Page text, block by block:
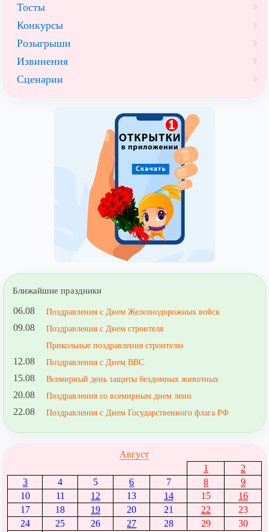
Тосты
Конкурсы
Розыгрыши
Извинения
Сценарии
Ближайшие праздники
06.08 Поздравления с Днем Железнодорожных войск
09.08
Поздравления с Днем строителя
Прикольные поздравления строителю
12.08 Поздравления с Днем ВВС
15.08 Всемирный день защиты бездомных животных
20.08 Поздравления со всемирным днем лени
22.08 Поздравления с Днем Государственного флага РФ
Август
1
2
3
4 5 6 7 8
9
10
11 12 13 14 15
16
17
18 19 20 21 22
23
24
25 26 27 28 29
30